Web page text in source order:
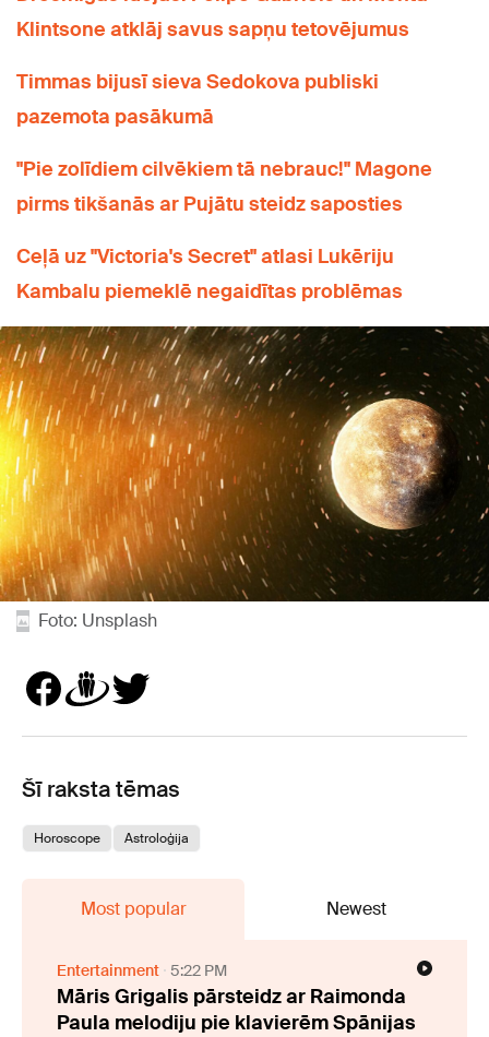
Klintsone atklāj savus sapņu tetovējumus
Timmas bijusī sieva Sedokova publiski
pazemota pasākumā
"Pie zolīdiem cilvēkiem tā nebrauc!" Magone
pirms tikšanās ar Pujātu steidz saposties
Ceļā uz "Victoria's Secret" atlasi Lukēriju
Kambalu piemeklē negaidītas problēmas
Foto: Unsplash
Šī raksta tēmas
Horoscope Astroloģija
Most popular Newest
Entertainment 5:22 PM
Māris Grigalis pārsteidz ar Raimonda
Paula melodiju pie klavierēm Spānijas